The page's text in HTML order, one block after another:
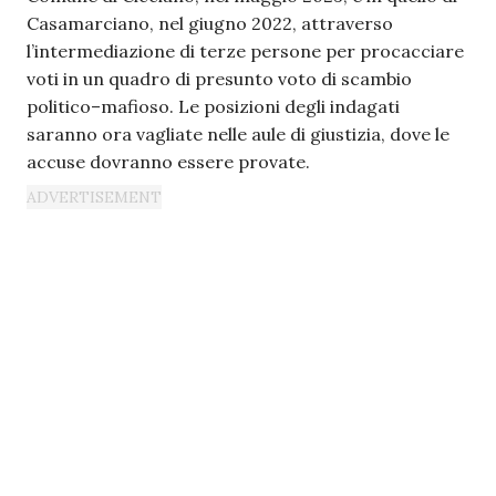
Casamarciano, nel giugno 2022, attraverso
l’intermediazione di terze persone per procacciare
voti in un quadro di presunto voto di scambio
politico–mafioso. Le posizioni degli indagati
saranno ora vagliate nelle aule di giustizia, dove le
accuse dovranno essere provate.